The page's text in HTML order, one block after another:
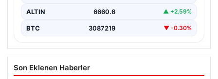
ALTIN 6660.6 ▲ +2.59%
BTC 3087219 ▼ -0.30%
Son Eklenen Haberler